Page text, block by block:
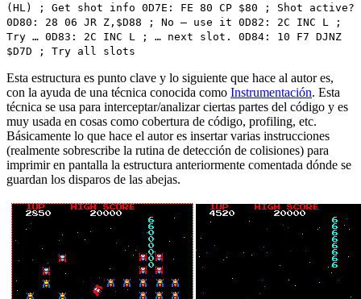
(HL) ; Get shot info 0D7E: FE 80 CP $80 ; Shot active?
0D80: 28 06 JR Z,$D88 ; No – use it 0D82: 2C INC L ;
Try … 0D83: 2C INC L ; … next slot. 0D84: 10 F7 DJNZ
$D7D ; Try all slots
Esta estructura es punto clave y lo siguiente que hace al autor es,
con la ayuda de una técnica conocida como Instrumentación. Esta
técnica se usa para interceptar/analizar ciertas partes del código y es
muy usada en cosas como cobertura de código, profiling, etc.
Básicamente lo que hace el autor es insertar varias instrucciones
(realmente sobrescribe la rutina de detección de colisiones) para
imprimir en pantalla la estructura anteriormente comentada dónde se
guardan los disparos de las abejas.